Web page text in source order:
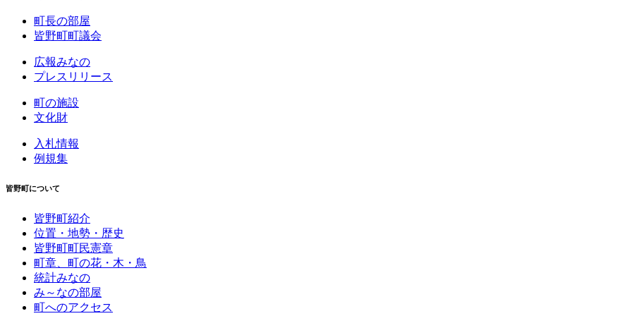
町長の部屋
皆野町町議会
広報みなの
プレスリリース
町の施設
文化財
入札情報
例規集
皆野町について
皆野町紹介
位置・地勢・歴史
皆野町町民憲章
町章、町の花・木・鳥
統計みなの
み～なの部屋
町へのアクセス